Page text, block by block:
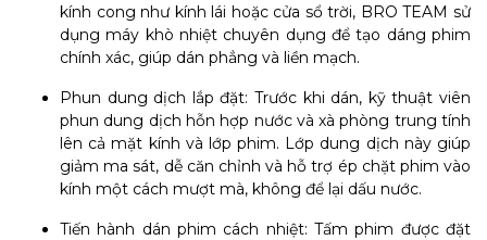
kính cong như kính lái hoặc cửa sổ trời, BRO TEAM sử
dụng máy khò nhiệt chuyên dụng để tạo dáng phim
chính xác, giúp dán phẳng và liền mạch.
Phun dung dịch lắp đặt: Trước khi dán, kỹ thuật viên
phun dung dịch hỗn hợp nước và xà phòng trung tính
lên cả mặt kính và lớp phim. Lớp dung dịch này giúp
giảm ma sát, dễ căn chỉnh và hỗ trợ ép chặt phim vào
kính một cách mượt mà, không để lại dấu nước.
Tiến hành dán phim cách nhiệt: Tấm phim được đặt